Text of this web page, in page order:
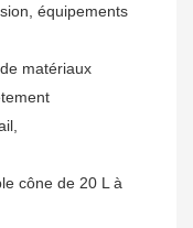
équipements
matériaux